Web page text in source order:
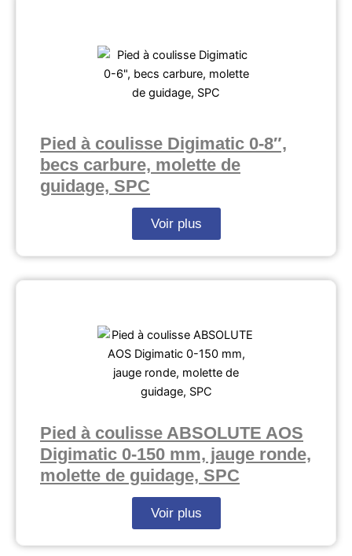
Pied à coulisse Digimatic 0-8″,
becs carbure, molette de
guidage, SPC
Voir plus
Pied à coulisse ABSOLUTE AOS
Digimatic 0-150 mm, jauge ronde,
molette de guidage, SPC
Voir plus